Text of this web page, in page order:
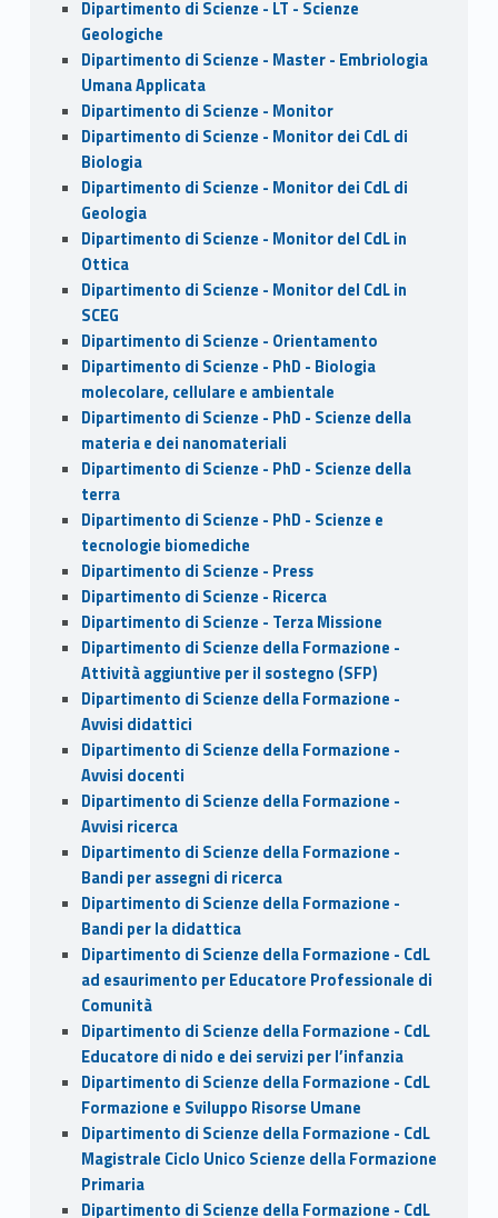
Dipartimento di Scienze - LT - Scienze
Geologiche
Dipartimento di Scienze - Master - Embriologia
Umana Applicata
Dipartimento di Scienze - Monitor
Dipartimento di Scienze - Monitor dei CdL di
Biologia
Dipartimento di Scienze - Monitor dei CdL di
Geologia
Dipartimento di Scienze - Monitor del CdL in
Ottica
Dipartimento di Scienze - Monitor del CdL in
SCEG
Dipartimento di Scienze - Orientamento
Dipartimento di Scienze - PhD - Biologia
molecolare, cellulare e ambientale
Dipartimento di Scienze - PhD - Scienze della
materia e dei nanomateriali
Dipartimento di Scienze - PhD - Scienze della
terra
Dipartimento di Scienze - PhD - Scienze e
tecnologie biomediche
Dipartimento di Scienze - Press
Dipartimento di Scienze - Ricerca
Dipartimento di Scienze - Terza Missione
Dipartimento di Scienze della Formazione -
Attività aggiuntive per il sostegno (SFP)
Dipartimento di Scienze della Formazione -
Avvisi didattici
Dipartimento di Scienze della Formazione -
Avvisi docenti
Dipartimento di Scienze della Formazione -
Avvisi ricerca
Dipartimento di Scienze della Formazione -
Bandi per assegni di ricerca
Dipartimento di Scienze della Formazione -
Bandi per la didattica
Dipartimento di Scienze della Formazione - CdL
ad esaurimento per Educatore Professionale di
Comunità
Dipartimento di Scienze della Formazione - CdL
Educatore di nido e dei servizi per l’infanzia
Dipartimento di Scienze della Formazione - CdL
Formazione e Sviluppo Risorse Umane
Dipartimento di Scienze della Formazione - CdL
Magistrale Ciclo Unico Scienze della Formazione
Primaria
Dipartimento di Scienze della Formazione - CdL